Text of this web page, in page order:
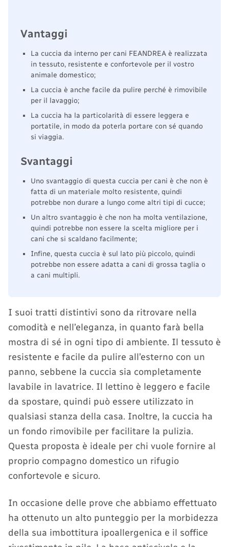
Vantaggi
La cuccia da interno per cani FEANDREA è realizzata
in tessuto, resistente e confortevole per il vostro
animale domestico;
La cuccia è anche facile da pulire perché è rimovibile
per il lavaggio;
La cuccia ha la particolarità di essere leggera e
portatile, in modo da poterla portare con sé quando
si viaggia.
Svantaggi
Uno svantaggio di questa cuccia per cani è che non è
fatta di un materiale molto resistente, quindi
potrebbe non durare a lungo come altri tipi di cucce;
Un altro svantaggio è che non ha molta ventilazione,
quindi potrebbe non essere la scelta migliore per i
cani che si scaldano facilmente;
Infine, questa cuccia è sul lato più piccolo, quindi
potrebbe non essere adatta a cani di grossa taglia o
a cani multipli.
I suoi tratti distintivi sono da ritrovare nella
comodità e nell’eleganza, in quanto farà bella
mostra di sé in ogni tipo di ambiente. Il tessuto è
resistente e facile da pulire all’esterno con un
panno, sebbene la cuccia sia completamente
lavabile in lavatrice. Il lettino è leggero e facile
da spostare, quindi può essere utilizzato in
qualsiasi stanza della casa. Inoltre, la cuccia ha
un fondo rimovibile per facilitare la pulizia.
Questa proposta è ideale per chi vuole fornire al
proprio compagno domestico un rifugio
confortevole e sicuro.
In occasione delle prove che abbiamo effettuato
ha ottenuto un alto punteggio per la morbidezza
della sua imbottitura ipoallergenica e il soffice